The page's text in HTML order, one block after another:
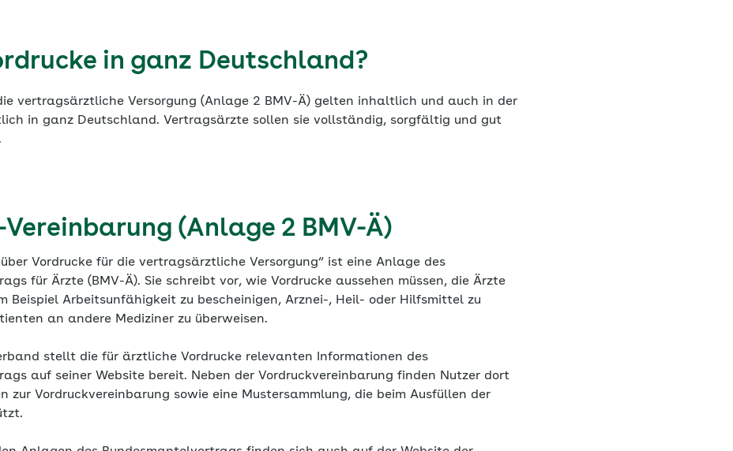
in ganz Deutschland?
vertragsärztliche Versorgung (Anlage 2 BMV-Ä) gelten inhaltlich und auch in der
in ganz Deutschland. Vertragsärzte sollen sie vollständig, sorgfältig und gut
(Anlage 2 BMV-Ä)
über Vordrucke für die vertragsärztliche Versorgung“ ist eine Anlage des
für Ärzte (BMV-Ä). Sie schreibt vor, wie Vordrucke aussehen müssen, die Ärzte
Beispiel Arbeitsunfähigkeit zu bescheinigen, Arznei-, Heil- oder Hilfsmittel zu
an andere Mediziner zu überweisen.
stellt die für ärztliche Vordrucke relevanten Informationen des
auf seiner Website bereit. Neben der Vordruckvereinbarung finden Nutzer dort
zur Vordruckvereinbarung sowie eine Mustersammlung, die beim Ausfüllen der